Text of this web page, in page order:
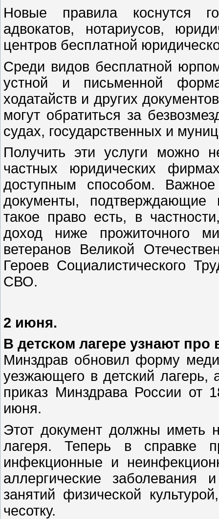
Новые правила коснутся
адвокатов, нотариусов,
центров бесплатной
Среди видов бесплатной
устной и письменной
ходатайств и других
могут обратиться за
судах, государственных и
Получить эти услуги можно
частных юридических
доступным способом.
документы,
такое право есть, в
доход ниже прожиточного
ветеранов Великой
Героев Социалистического
СВО.
2 июня.
В детском лагере узнают про
Минздрав обновил форму
уезжающего в детский лагерь,
приказ Минздрава России от
июня.
Этот документ должны иметь
лагеря. Теперь в справке
инфекционные и
аллергические
занятий физической
чесотку.